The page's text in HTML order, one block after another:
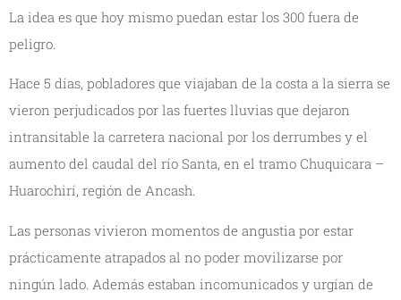
La idea es que hoy mismo puedan estar los 300 fuera de
peligro.
Hace 5 días, pobladores que viajaban de la costa a la sierra se
vieron perjudicados por las fuertes lluvias que dejaron
intransitable la carretera nacional por los derrumbes y el
aumento del caudal del río Santa, en el tramo Chuquicara –
Huarochirí, región de Ancash.
Las personas vivieron momentos de angustia por estar
prácticamente atrapados al no poder movilizarse por
ningún lado. Además estaban incomunicados y urgían de